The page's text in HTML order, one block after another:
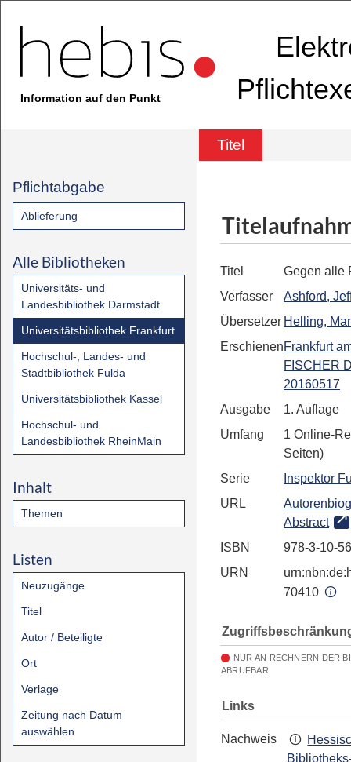
Information auf den Punkt
Titel
Pflichtabgabe
Ablieferung
Alle Bibliotheken
Universitäts- und
Landesbibliothek Darmstadt
Universitätsbibliothek Frankfurt
Hochschul-, Landes- und
Stadtbibliothek Fulda
Universitätsbibliothek Kassel
Hochschul- und
Landesbibliothek RheinMain
Inhalt
Themen
Listen
Neuzugänge
Titel
Autor / Beteiligte
Ort
Verlage
Zeitung nach Datum
auswählen
Titel
Gegen alle
Verfasser
Ashford,
Übersetzer Helling,
ErschienenFrankfurt
FISCHER
20160517
Ausgabe
1. Auflage
Umfang
1 Online-
Seiten)
Serie
Inspektor
URL
Abstract
ISBN
978-3-10-
URN
70410
NUR AN RECHNERN DER
ABRUFBAR
Links
Nachweis